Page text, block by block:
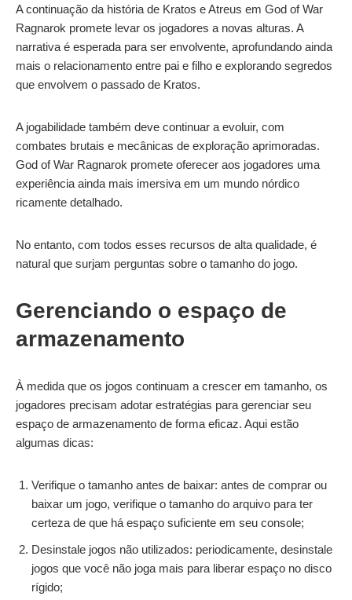
A continuação da história de Kratos e Atreus em God of War
Ragnarok promete levar os jogadores a novas alturas. A
narrativa é esperada para ser envolvente, aprofundando ainda
mais o relacionamento entre pai e filho e explorando segredos
que envolvem o passado de Kratos.
A jogabilidade também deve continuar a evoluir, com
combates brutais e mecânicas de exploração aprimoradas.
God of War Ragnarok promete oferecer aos jogadores uma
experiência ainda mais imersiva em um mundo nórdico
ricamente detalhado.
No entanto, com todos esses recursos de alta qualidade, é
natural que surjam perguntas sobre o tamanho do jogo.
Gerenciando o espaço de
armazenamento
À medida que os jogos continuam a crescer em tamanho, os
jogadores precisam adotar estratégias para gerenciar seu
espaço de armazenamento de forma eficaz. Aqui estão
algumas dicas:
Verifique o tamanho antes de baixar: antes de comprar ou
baixar um jogo, verifique o tamanho do arquivo para ter
certeza de que há espaço suficiente em seu console;
Desinstale jogos não utilizados: periodicamente, desinstale
jogos que você não joga mais para liberar espaço no disco
rígido;